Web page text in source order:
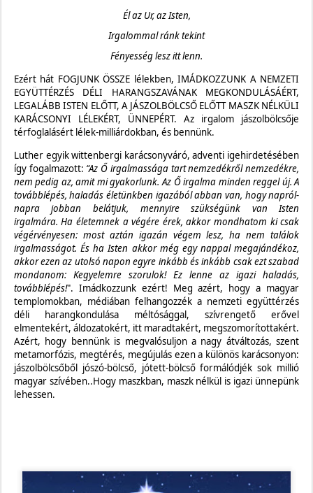
Él az Ur, az Isten,
Irgalommal ránk tekint
Fényesség lesz itt lenn.
Ezért hát FOGJUNK ÖSSZE lélekben,IMÁDKOZZUNK A NEMZETI
EGYÜTTÉRZÉS DÉLI HARANGSZAVÁNAK MEGKONDULÁSÁÉRT,
LEGALÁBB ISTEN ELŐTT, A JÁSZOLBÖLCSŐ ELŐTT MASZK NÉLKÜLI
KARÁCSONYI LÉLEKÉRT, ÜNNEPÉRT. Az irgalom jászolbölcsője
térfoglalásért lélek-milliárdokban, és bennünk.
Luther egyik wittenbergi karácsonyváró, adventi igehirdetésében
így fogalmazott: “Az Ő irgalmassága tart nemzedékről nemzedékre,
nem pedig az, amit mi gyakorlunk. Az Ő irgalma minden reggel új. A
továbblépés, haladás életünkben igazából abban van, hogy napról-
napra jobban belátjuk, mennyire szükségünk van Isten
irgalmára. Ha életemnek a végére érek, akkor mondhatom ki csak
végérvényesen: most aztán igazán végem lesz, ha nem találok
irgalmasságot. És ha Isten akkor még egy nappal megajándékoz,
akkor ezen az utolsó napon egyre inkább és inkább csak ezt szabad
mondanom: Kegyelemre szorulok! Ez lenne az igazi haladás,
továbblépés!". Imádkozzunk ezért! Meg azért, hogy a magyar
templomokban, médiában felhangozzék a nemzeti együttérzés
déli harangkondulása méltósággal, szívrengető erővel
elmentekért, áldozatokért, itt maradtakért, megszomorítottakért.
Azért, hogy bennünk is megvalósuljon a nagy átváltozás, szent
metamorfózis, megtérés, megújulás ezen a különös karácsonyon:
jászolbölcsőből jószó-bölcső, jótett-bölcső formálódjék sok millió
magyar szívében..Hogy maszkban, maszk nélkül is igazi ünnepünk
lehessen.